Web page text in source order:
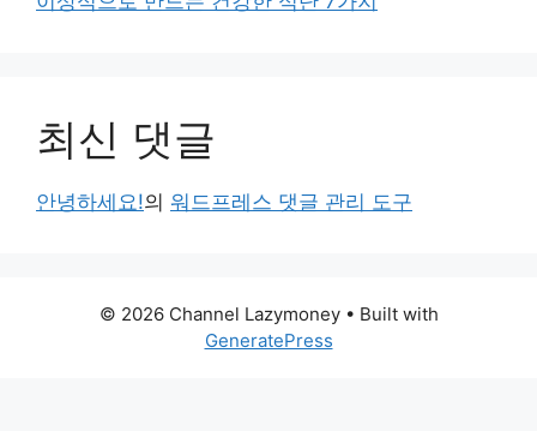
최신 댓글
안녕하세요!의 워드프레스 댓글 관리 도구
© 2026 Channel Lazymoney• Built with
GeneratePress